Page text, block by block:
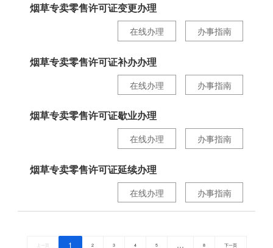
烟草专卖零售许可证变更办理
办事指南
在线办理
烟草专卖零售许可证补办办理
办事指南
在线办理
烟草专卖零售许可证歇业办理
办事指南
在线办理
烟草专卖零售许可证延续办理
办事指南
在线办理
上一页 1 2 3 4 5 … 8 下一页